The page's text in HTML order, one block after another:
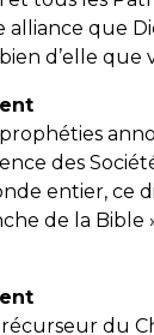
que
d’elle que
des
entier, ce
de la Bible
du